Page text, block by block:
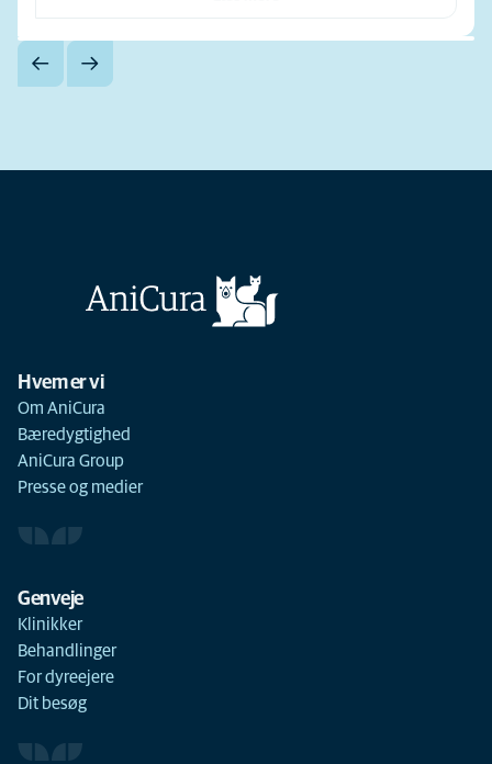
Hvem er vi
Om AniCura
Bæredygtighed
AniCura Group
Presse og medier
Genveje
Klinikker
Behandlinger
For dyreejere
Dit besøg